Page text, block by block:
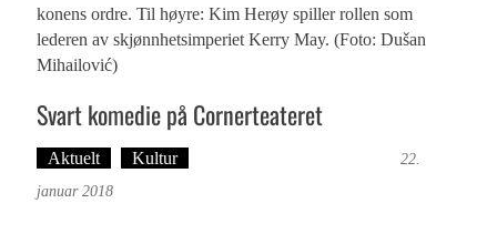
konens ordre. Til høyre: Kim Herøy spiller rollen som
lederen av skjønnhetsimperiet Kerry May. (Foto: Dušan
Mihailović)
Svart komedie på Cornerteateret
Aktuelt Kultur
22.
januar 2018